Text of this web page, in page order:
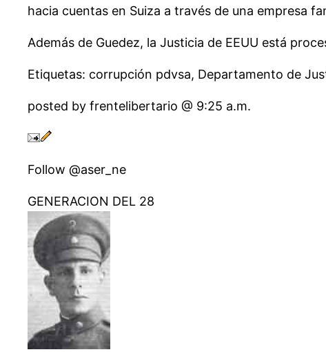
hacia cuentas en Suiza a través de una empresa
Además de Guedez, la Justicia de EEUU está
Etiquetas: corrupción pdvsa, Departamento de
posted by frentelibertario @ 9:25 a.m.
Follow @aser_ne
GENERACION DEL 28